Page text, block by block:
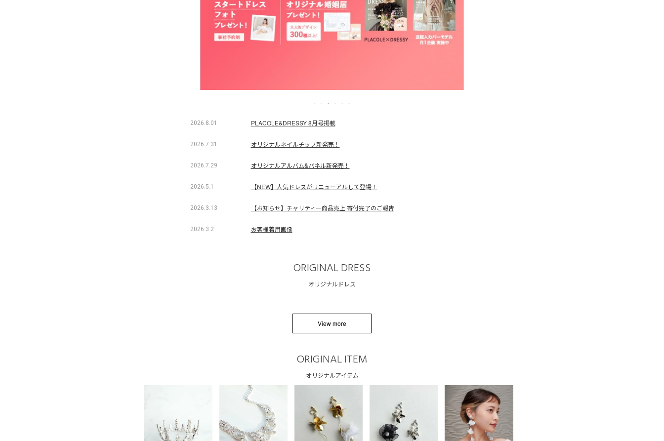
2026.8.01 PLACOLE&DRESSY 8月号掲載
2026.7.31 オリジナルネイルチップ新発売！
2026.7.29 オリジナルアルバム&パネル新発売！
2026.5.1 【NEW】人気ドレスがリニューアルして登場！
2026.3.13 【お知らせ】チャリティー商品売上 寄付完了のご報告
2026.3.2 お客様着用画像
ORIGINAL DRESS
オリジナルドレス
View more
ORIGINAL ITEM
オリジナルアイテム